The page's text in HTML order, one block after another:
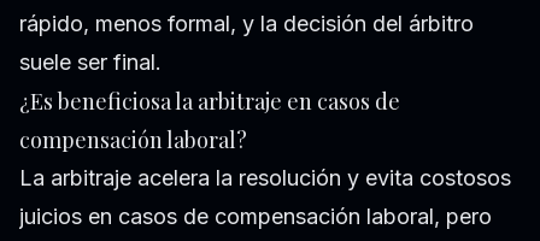
rápido, menos formal, y la decisión del árbitro
suele ser final.
¿Es beneficiosa la arbitraje en casos de
compensación laboral?
La arbitraje acelera la resolución y evita costosos
juicios en casos de compensación laboral, pero